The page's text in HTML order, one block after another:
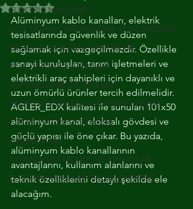
ELEKTRİK MALZEME
ACİL DURUM AYDINLATMA-YÖNLENDİRME
YANGIN ALGILAMA SİSTEMLERİ
ACİL ANONS SİSTEMLERİ
TOPRAKLAMA SİSTEMLERİ
PROFESYONEL SES, GÖRÜNTÜ VE IŞIK
OTOMASYON SİSTEMLERİ
AYDINLATMA
ALUMINYUM MODUL VE KANALLAR
ELEKTRİK MEKANİK PROJELENDİRME
5 üzerinden NaN yıldız
Alüminyum kablo kanalları, elektrik
tesisatlarında güvenlik ve düzen
sağlamak için vazgeçilmezdir. Özellikle
sanayi kuruluşları, tarım işletmeleri ve
elektrikli araç sahipleri için dayanıklı ve
uzun ömürlü ürünler tercih edilmelidir.
AGLER_EDX kalitesi ile sunulan 101x50
alüminyum kanal, eloksalı gövdesi ve
güçlü yapısı ile öne çıkar. Bu yazıda,
alüminyum kablo kanallarının
avantajlarını, kullanım alanlarını ve
teknik özelliklerini detaylı şekilde ele
alacağım.